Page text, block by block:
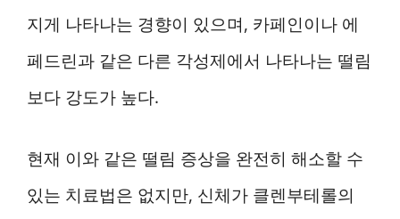
지게 나타나는 경향이 있으며, 카페인이나 에
페드린과 같은 다른 각성제에서 나타나는 떨림
보다 강도가 높다.
현재 이와 같은 떨림 증상을 완전히 해소할 수
있는 치료법은 없지만, 신체가 클렌부테롤의